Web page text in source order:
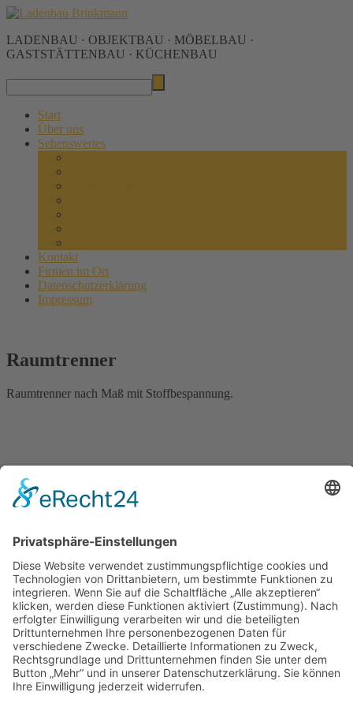
LADENBAU · OBJEKTBAU · MÖBELBAU ·
GASTSTÄTTENBAU · KÜCHENBAU
Start
Über uns
Sehenswertes
Kontakt
Firmen im Ort
Datenschutzerklärung
Impressum
Raumtrenner
Raumtrenner nach Maß mit Stoffbespannung.
← Weinwagen Umbau des Strullenkrugs in Höxter →
Gesamt-Übersicht aller Projekte
Ladenbau
Gaststättenbau
Innenausbau
Möbelbau
Grundrisse
3D-Visualisierungen
Küchenbau
Neueste Beiträge